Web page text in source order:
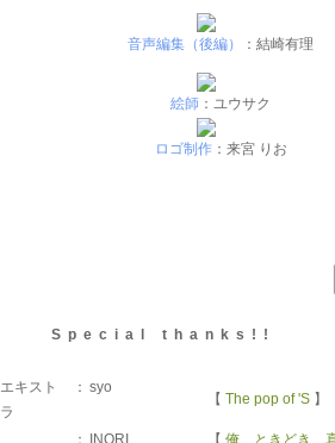
音声編集（後編） ：結崎有理
絵師 ：ユウサク
ロゴ制作：来宮 りお
Special thanks!!
エキスト
ラ
： syo
【 The pop of 'S 】
： INORI 【 俺、ときどき、